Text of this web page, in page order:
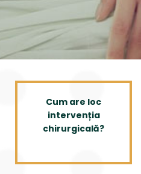
Cum are loc
intervenția
chirurgicală?